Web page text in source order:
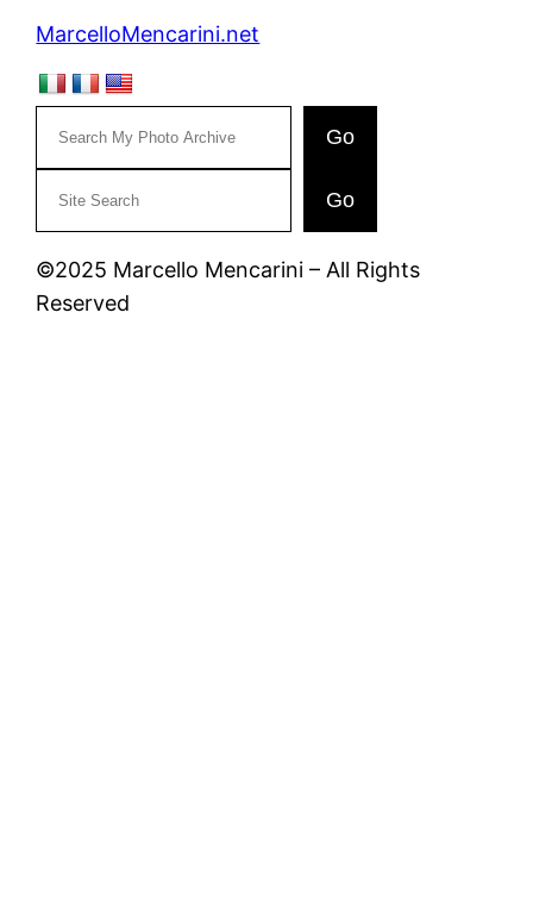
MarcelloMencarini.net
Go
c
a
Go
©2025 Marcello Mencarini – All Rights
Reserved